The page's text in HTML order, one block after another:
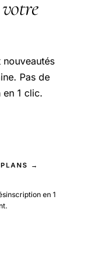
votre
Pas de
1 clic.
→
en 1